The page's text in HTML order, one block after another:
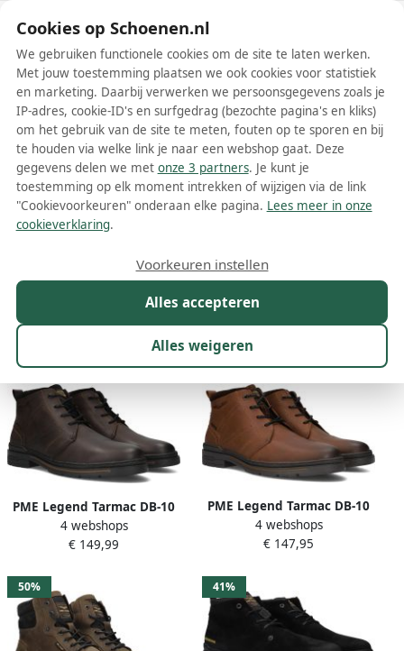
Schoenen.nl
Wis filters Alle filters
PME Legend herenschoenen
Meer lezen
Model Kleur
500 resultaten:
PME Legend Tarmac DB-10
bruine herenboots voor
steunzolen
4 webshops
€ 149,99
PME Legend Tarmac DB-10
cognac herenboots voor
steunzolen
4 webshops
€ 147,95
50% 41%
Cookies op Schoenen.nl
We gebruiken functionele cookies om de site te laten werken.
Met jouw toestemming plaatsen we ook cookies voor statistiek
en marketing. Daarbij verwerken we persoonsgegevens zoals je
IP-adres, cookie-ID's en surfgedrag (bezochte pagina's en kliks)
om het gebruik van de site te meten, fouten op te sporen en bij
te houden via welke link je naar een webshop gaat. Deze
gegevens delen we met onze 3 partners. Je kunt je
toestemming op elk moment intrekken of wijzigen via de link
"Cookievoorkeuren" onderaan elke pagina. Lees meer in onze
cookieverklaring.
Alles accepteren
Alles weigeren
Voorkeuren instellen